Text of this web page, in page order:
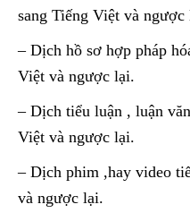
sang Tiếng Việt và ngược
– Dịch hồ sơ hợp pháp
Việt và ngược lại.
– Dịch tiểu luận , luận
Việt và ngược lại.
– Dịch phim ,hay video
và ngược lại.